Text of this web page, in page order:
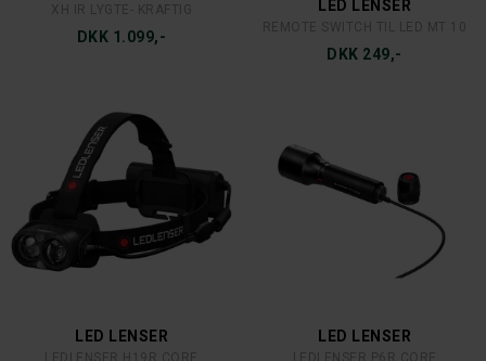
DKK 1.099,-
LED LENSER
DKK 249,-
LED LENSER LED LENSER